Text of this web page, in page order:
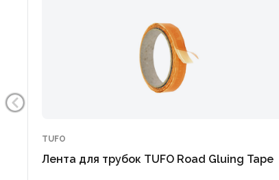
TUFO
Лента для трубок TUFO Road Gluing Tape